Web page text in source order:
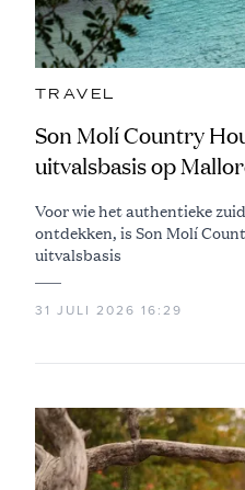
TRAVEL
Son Molí Country
uitvalsbasis op
Voor wie het authentieke
ontdekken, is Son Molí
uitvalsbasis
31 JULI 2026 16:29